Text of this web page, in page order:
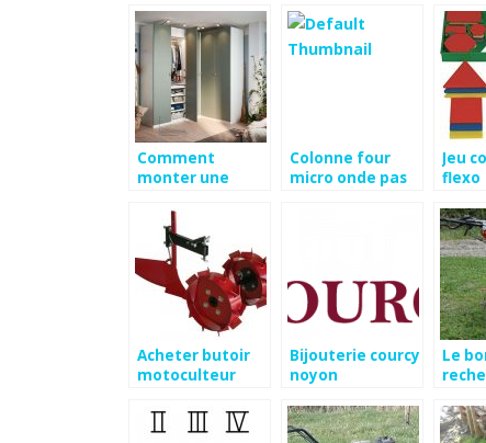
Comment
monter une
Colonne four
micro onde pas
Jeu
flexo
Acheter butoir
motoculteur
Bijouterie courcy
noyon
Le
staub